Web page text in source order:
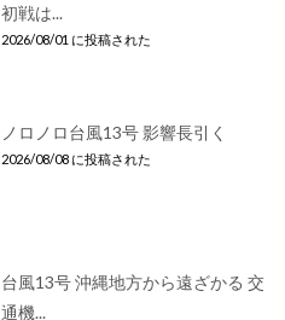
初戦は...
2026/08/01 に投稿された
ノロノロ台風13号 影響長引く
2026/08/08 に投稿された
台風13号 沖縄地方から遠ざかる 交
通機...